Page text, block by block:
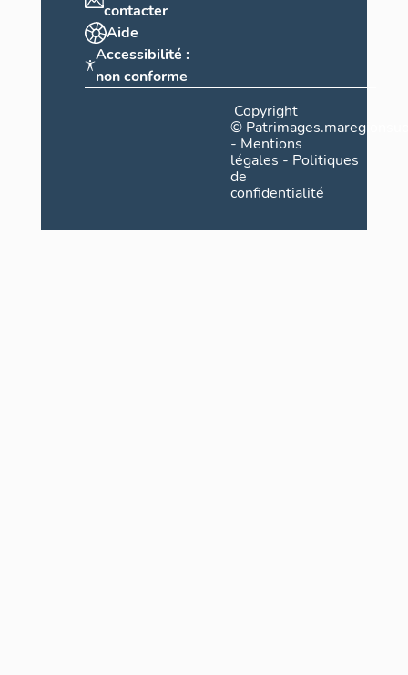
contacter
Aide
Accessibilité :
non conforme
Copyright
©
- Mentions
légales - Politiques
de
confidentialité